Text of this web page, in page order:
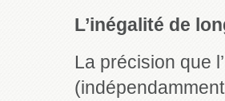
L’inégalité de
La précision que